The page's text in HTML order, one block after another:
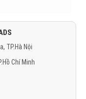
TP.Hà Nội
Chí Minh